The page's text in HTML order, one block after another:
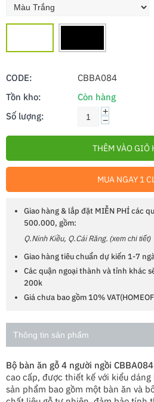
CODE:
CBBA084
Tồn kho:
Còn hàng
Số lượng:
+
−
THÊM VÀO GIỎ
MUA NGAY 1
Giao hàng & lắp đặt MIỄN PHÍ các
500.000, gồm:
Q.Ninh Kiều, Q.Cái Răng. (xem chi tiết)
Giao hàng tiêu chuẩn dự kiến 1-7
Các quận ngoại thành và tỉnh khác
200k
Giá chưa bao gồm 10%
Thông tin sản phẩm
Bộ bàn ăn gỗ 4 người ngồi CBBA084
cao cấp, được thiết kế với kiểu
sản phẩm bao gồm một bàn ăn và